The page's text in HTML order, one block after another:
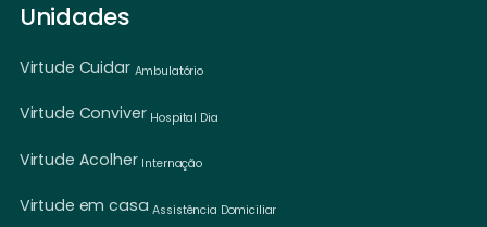
Unidades
Virtude Cuidar Ambulatório
Virtude Conviver Hospital Dia
Virtude Acolher Internação
Virtude em casa Assistência Domiciliar